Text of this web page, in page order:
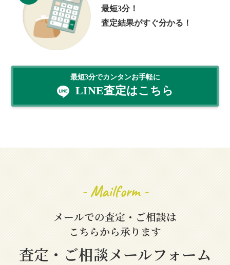
最短3分！
査定結果がすぐ分かる！
最短3分でカンタンお手軽に
LINE査定はこちら
- Mailform -
メールでの査定・ご相談は
こちらから承ります
査定・ご相談メールフォーム